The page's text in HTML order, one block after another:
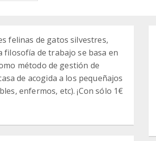
felinas de gatos silvestres,
de trabajo se basa en
método de gestión de
de acogida a los pequeñajos
enfermos, etc). ¡Con sólo 1€